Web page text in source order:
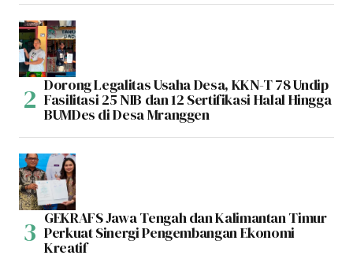
Dorong Legalitas Usaha Desa, KKN-T 78 Undip
Fasilitasi 25 NIB dan 12 Sertifikasi Halal Hingga
BUMDes di Desa Mranggen
GEKRAFS Jawa Tengah dan Kalimantan Timur
Perkuat Sinergi Pengembangan Ekonomi
Kreatif